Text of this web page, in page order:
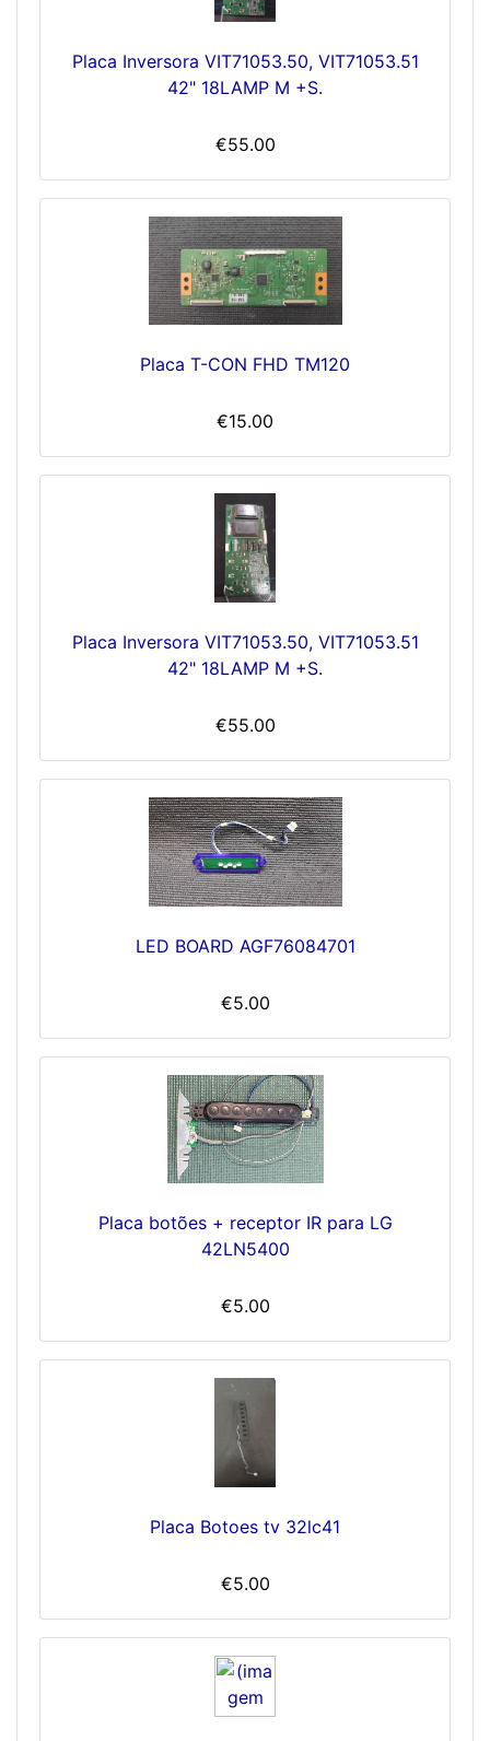
Placa Inversora VIT71053.50, VIT71053.51
42" 18LAMP M +S.
€55.00
Placa T-CON FHD TM120
€15.00
Placa Inversora VIT71053.50, VIT71053.51
42" 18LAMP M +S.
€55.00
LED BOARD AGF76084701
€5.00
Placa botões + receptor IR para LG
42LN5400
€5.00
Placa Botoes tv 32lc41
€5.00